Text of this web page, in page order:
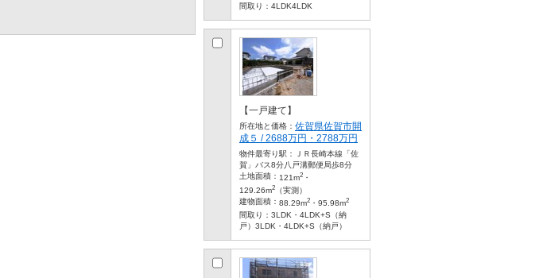
間取り： 4LDK4LDK
【一戸建て】
所在地と価格： 佐賀県佐賀市開
成５ / 2688万円・2788万円
物件最寄り駅：
ＪＲ長崎本線「佐
賀」バス8分八戸溝郵便局歩8分
土地面積： 121m2 ・
129.26m2 （実測）
建物面積： 88.29m2 ・95.98m2
間取り： 3LDK・4LDK+S（納
戸）3LDK・4LDK+S（納戸）